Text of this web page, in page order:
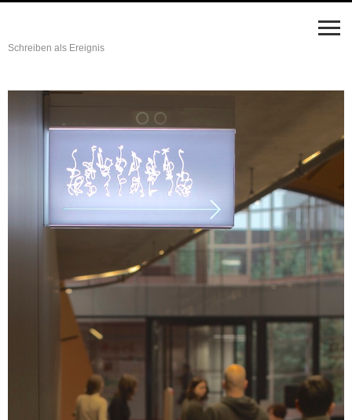
Schreiben als Ereignis